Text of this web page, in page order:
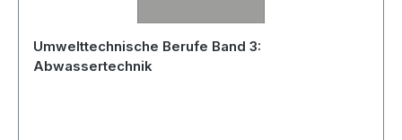
Umwelttechnische Berufe Band 3:
Abwassertechnik